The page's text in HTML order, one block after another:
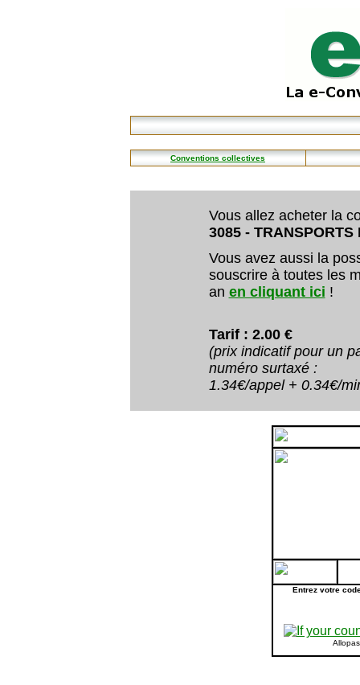
Conventions collectives
Vous allez acheter la
3085 - TRANSPORTS
Vous avez aussi la
souscrire à toutes les
an en cliquant ici !
Tarif : 2.00 €
(prix indicatif pour un
numéro surtaxé :
1.34€/appel + 0.34€/
Entrez votre